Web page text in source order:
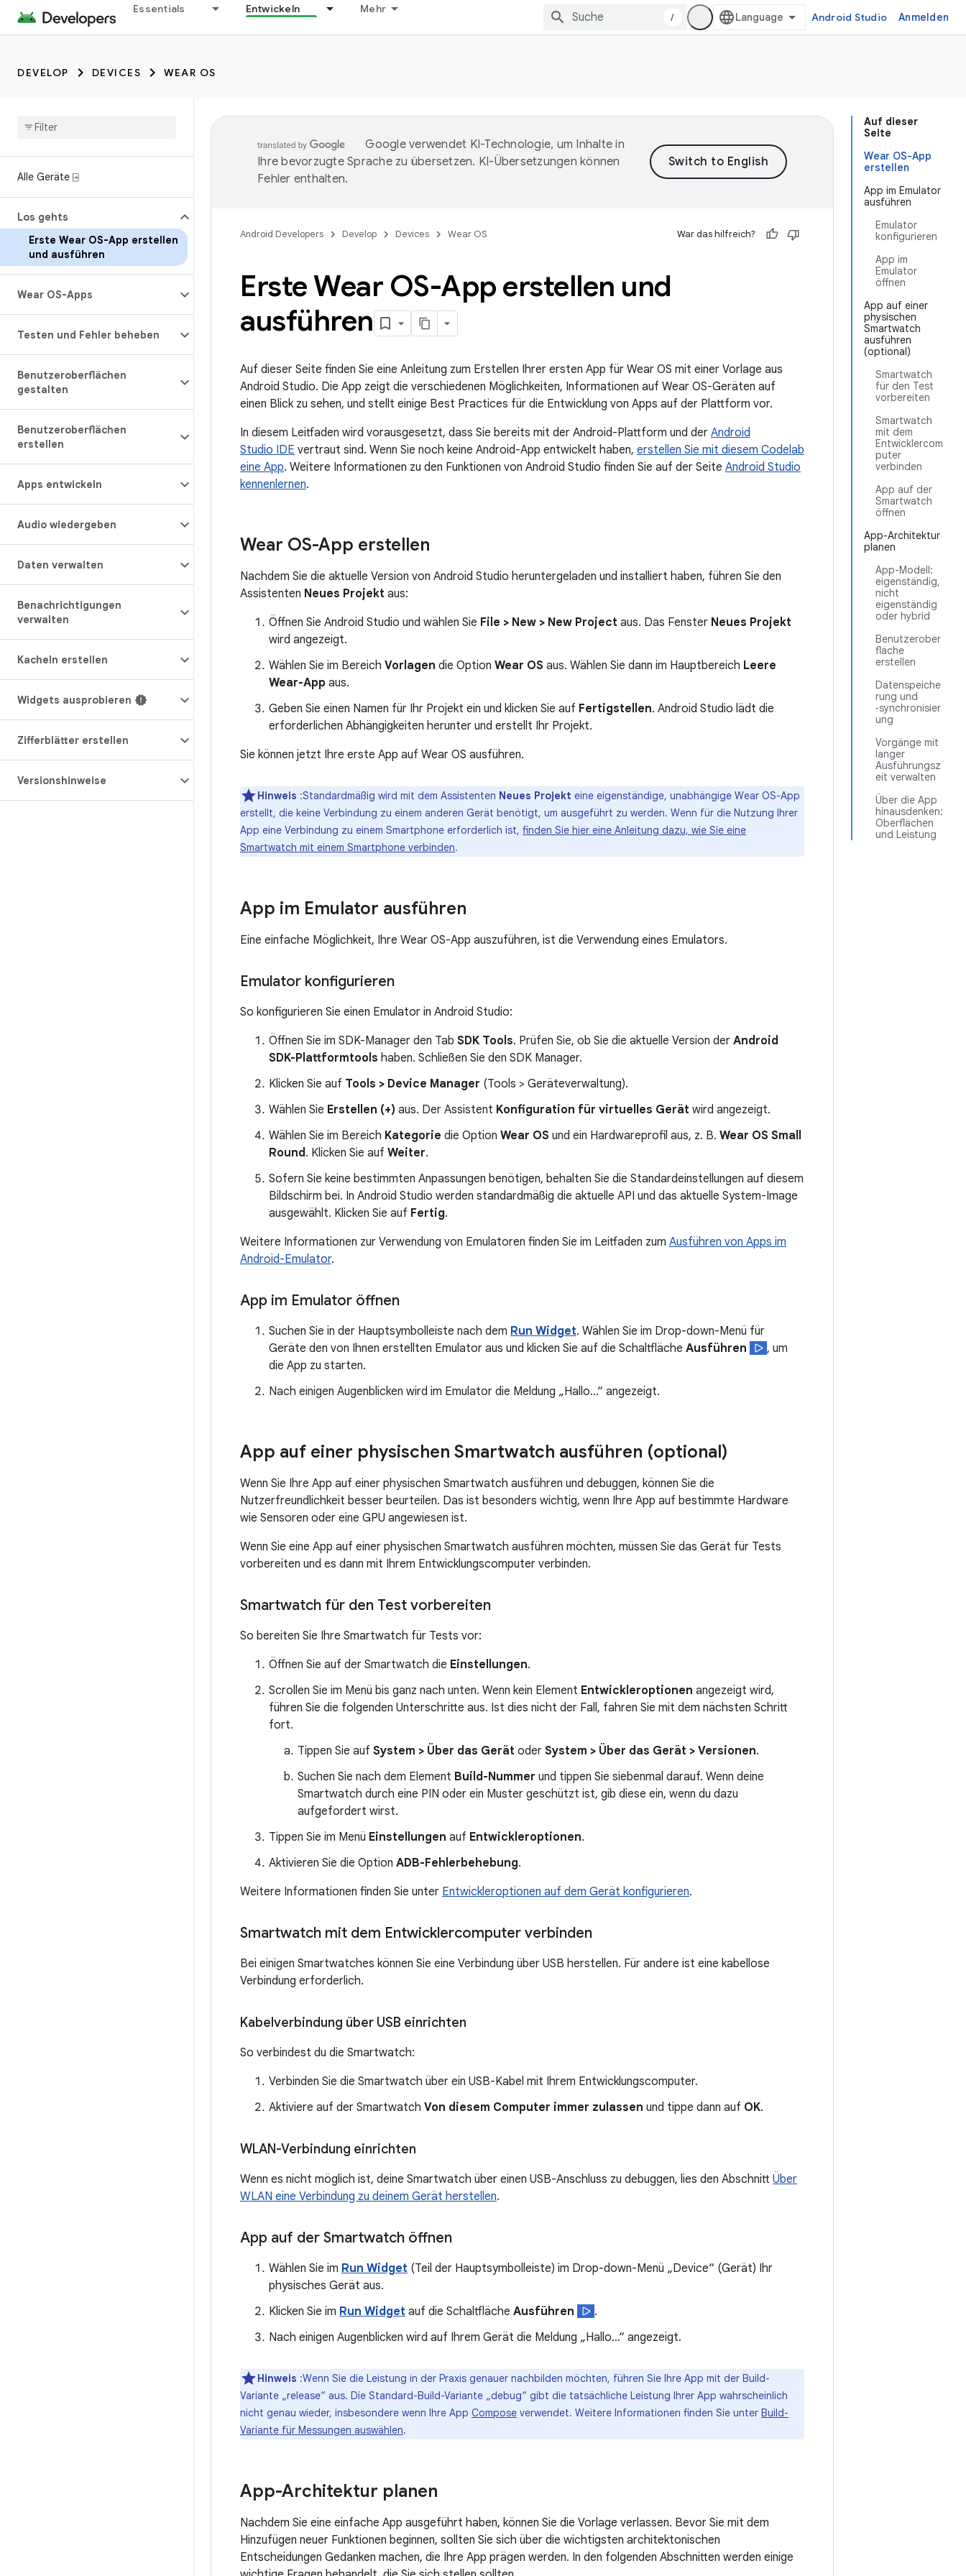
Essentials Entwickeln Mehr
/ Android Studio Anmelden
DEVELOP DEVICES WEAR OS
Alle Geräte ⍈
Los gehts
Erste Wear OS-App erstellen
und ausführen
Wear OS-Apps
Testen und Fehler beheben
Benutzeroberflächen
gestalten
Benutzeroberflächen
erstellen
Apps entwickeln
Audio wiedergeben
Daten verwalten
Benachrichtigungen
verwalten
Kacheln erstellen
Widgets ausprobieren
Zifferblätter erstellen
Versionshinweise
Auf dieser
Seite
Wear OS-App
erstellen
App im Emulator
ausführen
Emulator
konfigurieren
App im
Emulator
öffnen
App auf einer
physischen
Smartwatch
ausführen
(optional)
Smartwatch
für den Test
vorbereiten
Smartwatch
mit dem
Entwicklercom
puter
verbinden
App auf der
Smartwatch
öffnen
App-Architektur
planen
App-Modell:
eigenständig,
nicht
eigenständig
oder hybrid
Benutzerober
fläche
erstellen
Datenspeiche
rung und
‑synchronisier
ung
Vorgänge mit
langer
Ausführungsz
eit verwalten
Über die App
hinausdenken:
Oberflächen
und Leistung
Google verwendet KI-Technologie, um Inhalte in
Ihre bevorzugte Sprache zu übersetzen. KI-Übersetzungen können
Fehler enthalten.
Android Developers Develop Devices Wear OS War das hilfreich?
Erste Wear OS-App erstellen und
ausführen
Auf dieser Seite finden Sie eine Anleitung zum Erstellen Ihrer ersten App für Wear OS mit einer Vorlage aus
Android Studio. Die App zeigt die verschiedenen Möglichkeiten, Informationen auf Wear OS-Geräten auf
einen Blick zu sehen, und stellt einige Best Practices für die Entwicklung von Apps auf der Plattform vor.
In diesem Leitfaden wird vorausgesetzt, dass Sie bereits mit der Android-Plattform und der Android
Studio IDE vertraut sind. Wenn Sie noch keine Android-App entwickelt haben, erstellen Sie mit diesem Codelab
eine App. Weitere Informationen zu den Funktionen von Android Studio finden Sie auf der Seite Android Studio
kennenlernen.
Wear OS-App erstellen
Nachdem Sie die aktuelle Version von Android Studio heruntergeladen und installiert haben, führen Sie den
Assistenten Neues Projekt aus:
Öffnen Sie Android Studio und wählen Sie File > New > New Project aus. Das Fenster Neues Projekt
wird angezeigt.
Wählen Sie im Bereich Vorlagen die Option Wear OS aus. Wählen Sie dann im Hauptbereich Leere
Wear-App aus.
Geben Sie einen Namen für Ihr Projekt ein und klicken Sie auf Fertigstellen. Android Studio lädt die
erforderlichen Abhängigkeiten herunter und erstellt Ihr Projekt.
Sie können jetzt Ihre erste App auf Wear OS ausführen.
Hinweis :Standardmäßig wird mit dem Assistenten Neues Projekt eine eigenständige, unabhängige Wear OS-App
erstellt, die keine Verbindung zu einem anderen Gerät benötigt, um ausgeführt zu werden. Wenn für die Nutzung Ihrer
App eine Verbindung zu einem Smartphone erforderlich ist, finden Sie hier eine Anleitung dazu, wie Sie eine
Smartwatch mit einem Smartphone verbinden.
App im Emulator ausführen
Eine einfache Möglichkeit, Ihre Wear OS-App auszuführen, ist die Verwendung eines Emulators.
Emulator konfigurieren
So konfigurieren Sie einen Emulator in Android Studio:
Öffnen Sie im SDK-Manager den Tab SDK Tools. Prüfen Sie, ob Sie die aktuelle Version der Android
SDK-Plattformtools haben. Schließen Sie den SDK Manager.
Klicken Sie auf Tools > Device Manager (Tools > Geräteverwaltung).
Wählen Sie Erstellen (+) aus. Der Assistent Konfiguration für virtuelles Gerät wird angezeigt.
Wählen Sie im Bereich Kategorie die Option Wear OS und ein Hardwareprofil aus, z. B. Wear OS Small
Round. Klicken Sie auf Weiter.
Sofern Sie keine bestimmten Anpassungen benötigen, behalten Sie die Standardeinstellungen auf diesem
Bildschirm bei. In Android Studio werden standardmäßig die aktuelle API und das aktuelle System-Image
ausgewählt. Klicken Sie auf Fertig.
Weitere Informationen zur Verwendung von Emulatoren finden Sie im Leitfaden zum Ausführen von Apps im
Android-Emulator.
App im Emulator öffnen
Suchen Sie in der Hauptsymbolleiste nach dem Run Widget. Wählen Sie im Drop-down-Menü für
Geräte den von Ihnen erstellten Emulator aus und klicken Sie auf die Schaltfläche Ausführen
, um
die App zu starten.
Nach einigen Augenblicken wird im Emulator die Meldung „Hallo…“ angezeigt.
App auf einer physischen Smartwatch ausführen (optional)
Wenn Sie Ihre App auf einer physischen Smartwatch ausführen und debuggen, können Sie die
Nutzerfreundlichkeit besser beurteilen. Das ist besonders wichtig, wenn Ihre App auf bestimmte Hardware
wie Sensoren oder eine GPU angewiesen ist.
Wenn Sie eine App auf einer physischen Smartwatch ausführen möchten, müssen Sie das Gerät für Tests
vorbereiten und es dann mit Ihrem Entwicklungscomputer verbinden.
Smartwatch für den Test vorbereiten
So bereiten Sie Ihre Smartwatch für Tests vor:
Öffnen Sie auf der Smartwatch die Einstellungen.
Scrollen Sie im Menü bis ganz nach unten. Wenn kein Element Entwickleroptionen angezeigt wird,
führen Sie die folgenden Unterschritte aus. Ist dies nicht der Fall, fahren Sie mit dem nächsten Schritt
fort.
Tippen Sie auf System > Über das Gerät oder System > Über das Gerät > Versionen.
Suchen Sie nach dem Element Build-Nummer und tippen Sie siebenmal darauf. Wenn deine
Smartwatch durch eine PIN oder ein Muster geschützt ist, gib diese ein, wenn du dazu
aufgefordert wirst.
Tippen Sie im Menü Einstellungen auf Entwickleroptionen.
Aktivieren Sie die Option ADB-Fehlerbehebung.
Weitere Informationen finden Sie unter Entwickleroptionen auf dem Gerät konfigurieren.
Smartwatch mit dem Entwicklercomputer verbinden
Bei einigen Smartwatches können Sie eine Verbindung über USB herstellen. Für andere ist eine kabellose
Verbindung erforderlich.
Kabelverbindung über USB einrichten
So verbindest du die Smartwatch:
Verbinden Sie die Smartwatch über ein USB-Kabel mit Ihrem Entwicklungscomputer.
Aktiviere auf der Smartwatch Von diesem Computer immer zulassen und tippe dann auf OK.
WLAN-Verbindung einrichten
Wenn es nicht möglich ist, deine Smartwatch über einen USB-Anschluss zu debuggen, lies den Abschnitt Über
WLAN eine Verbindung zu deinem Gerät herstellen.
App auf der Smartwatch öffnen
Wählen Sie im Run Widget (Teil der Hauptsymbolleiste) im Drop-down-Menü „Device“ (Gerät) Ihr
physisches Gerät aus.
Klicken Sie im Run Widget auf die Schaltfläche Ausführen
.
Nach einigen Augenblicken wird auf Ihrem Gerät die Meldung „Hallo…“ angezeigt.
Hinweis :Wenn Sie die Leistung in der Praxis genauer nachbilden möchten, führen Sie Ihre App mit der Build-
Variante „release“ aus. Die Standard-Build-Variante „debug“ gibt die tatsächliche Leistung Ihrer App wahrscheinlich
nicht genau wieder, insbesondere wenn Ihre App Compose verwendet. Weitere Informationen finden Sie unter Build-
Variante für Messungen auswählen.
App-Architektur planen
Nachdem Sie eine einfache App ausgeführt haben, können Sie die Vorlage verlassen. Bevor Sie mit dem
Hinzufügen neuer Funktionen beginnen, sollten Sie sich über die wichtigsten architektonischen
Entscheidungen Gedanken machen, die Ihre App prägen werden. In den folgenden Abschnitten werden einige